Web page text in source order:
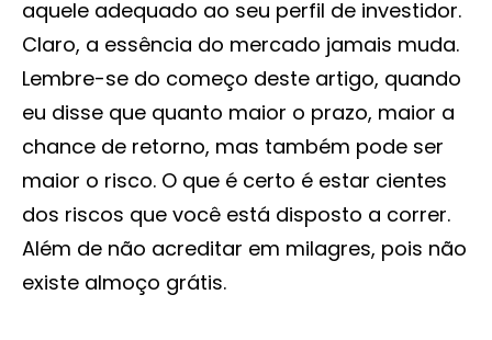
aquele adequado ao seu perfil de investidor.
Claro, a essência do mercado jamais muda.
Lembre-se do começo deste artigo, quando
eu disse que quanto maior o prazo, maior a
chance de retorno, mas também pode ser
maior o risco. O que é certo é estar cientes
dos riscos que você está disposto a correr.
Além de não acreditar em milagres, pois não
existe almoço grátis.